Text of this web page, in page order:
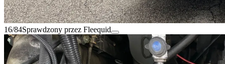
16/84Sprawdzony przez Fleequid